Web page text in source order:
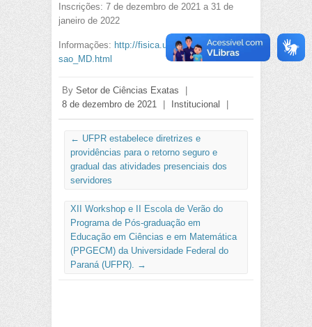
Inscrições: 7 de dezembro de 2021 a 31 de
janeiro de 2022
Informações: http://fisica.ufpr.br/posgrad/admis
sao_MD.html
By Setor de Ciências Exatas
|
8 de dezembro de 2021
| Institucional |
← UFPR estabelece diretrizes e
providências para o retorno seguro e
gradual das atividades presenciais dos
servidores
XII Workshop e II Escola de Verão do
Programa de Pós-graduação em
Educação em Ciências e em Matemática
(PPGECM) da Universidade Federal do
Paraná (UFPR).
→